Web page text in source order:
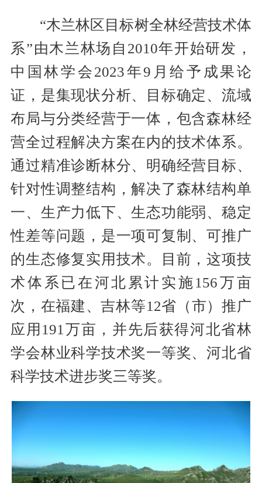
“木兰林区目标树全林经营技术体
系”由木兰林场自2010年开始研发，
中国林学会2023年9月给予成果论
证，是集现状分析、目标确定、流域
布局与分类经营于一体，包含森林经
营全过程解决方案在内的技术体系。
通过精准诊断林分、明确经营目标、
针对性调整结构，解决了森林结构单
一、生产力低下、生态功能弱、稳定
性差等问题，是一项可复制、可推广
的生态修复实用技术。目前，这项技
术体系已在河北累计实施156万亩
次，在福建、吉林等12省（市）推广
应用191万亩，并先后获得河北省林
学会林业科学技术奖一等奖、河北省
科学技术进步奖三等奖。